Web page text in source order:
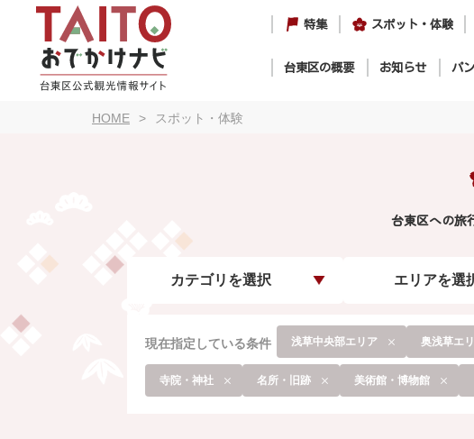
特集 スポット・体験
台東区の概要 お知らせ パ
HOME スポット・体験
台東区への旅
カテゴリを選択 エリアを選
現在指定している条件 浅草中央部エリア 奥浅草エ
寺院・神社 名所・旧跡 美術館・博物館